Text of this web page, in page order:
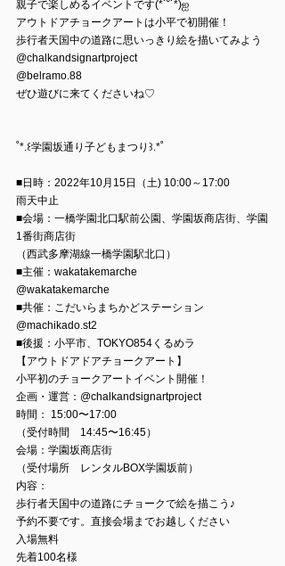
親子で楽しめるイベントです(*˙˘˙*)ஐ
アウトドアチョークアートは小平で初開催！
歩行者天国中の道路に思いっきり絵を描いてみよう
@chalkandsignartproject
@belramo.88
ぜひ遊びに来てくださいね♡
˚*.꒰学園坂通り子どもまつり꒱.*˚
■日時：2022年10月15日（土) 10:00～17:00
雨天中止
■会場：一橋学園北口駅前公園、学園坂商店街、学園
1番街商店街
（西武多摩湖線一橋学園駅北口）
■主催：wakatakemarche
@wakatakemarche
■共催：こだいらまちかどステーション
@machikado.st2
■後援：小平市、TOKYO854くるめラ
【アウトドアドアチョークアート】
小平初のチョークアートイベント開催！
企画・運営：@chalkandsignartproject
時間： 15:00〜17:00
（受付時間　14:45〜16:45）
会場：学園坂商店街
（受付場所　レンタルBOX学園坂前）
内容：
歩行者天国中の道路にチョークで絵を描こう♪
予約不要です。直接会場までお越しください
入場無料
先着100名様